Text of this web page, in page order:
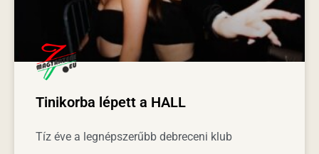
Tinikorba lépett a HALL
Tíz éve a legnépszerűbb debreceni klub